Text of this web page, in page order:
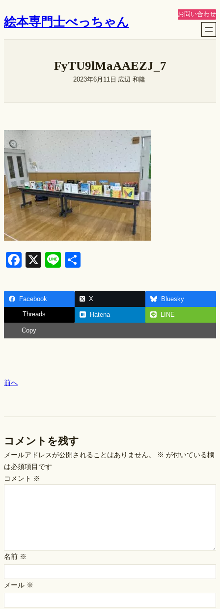
容
絵本専門士べっちゃん
お問い合わせ
FyTU9lMaAAEZJ_7
2023年6月11日 広辺 和隆
F
c
e
b
o
X
Li
e
ar
e
Facebook X Bluesky
Threads Hatena LINE
Copy
前へ
コメントを残す
メールアドレスが公開されることはありません。 ※ が付いている欄
は必須項目です
コメント ※
名前 ※
メール ※